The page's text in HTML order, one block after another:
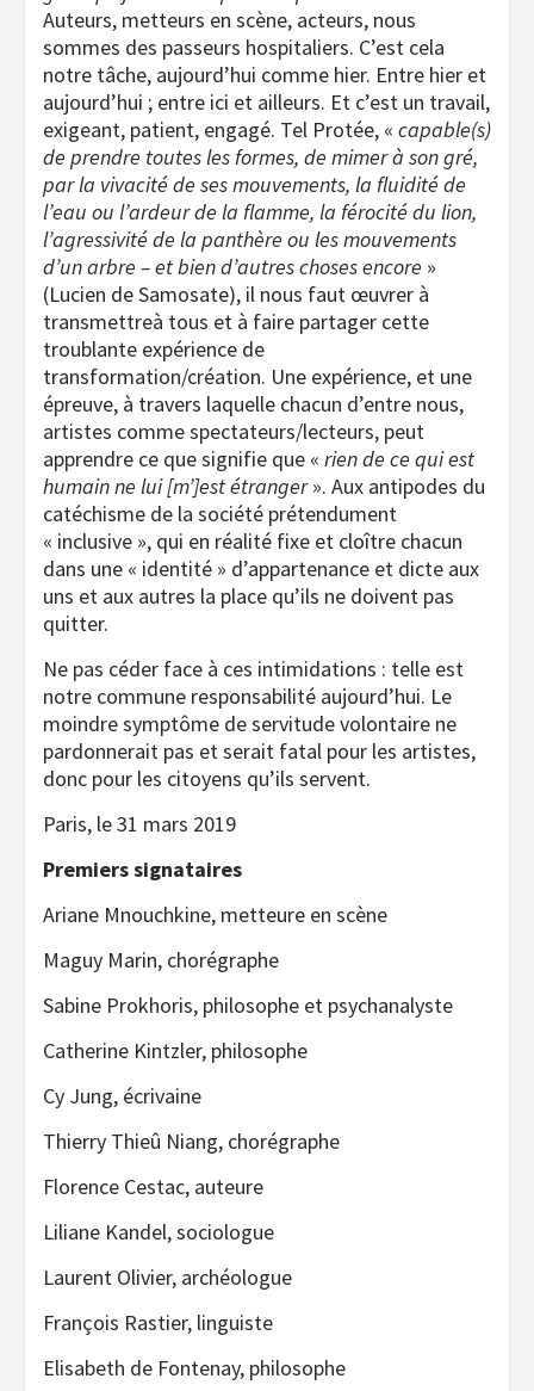
Auteurs, metteurs en scène, acteurs, nous
sommes des passeurs hospitaliers. C’est cela
notre tâche, aujourd’hui comme hier. Entre hier et
aujourd’hui ; entre ici et ailleurs. Et c’est un travail,
exigeant, patient, engagé. Tel Protée, « capable(s)
de prendre toutes les formes, de mimer à son gré,
par la vivacité de ses mouvements, la fluidité de
l’eau ou l’ardeur de la flamme, la férocité du lion,
l’agressivité de la panthère ou les mouvements
d’un arbre – et bien d’autres choses encore »
(Lucien de Samosate), il nous faut œuvrer à
transmettreà tous et à faire partager cette
troublante expérience de
transformation/création. Une expérience, et une
épreuve, à travers laquelle chacun d’entre nous,
artistes comme spectateurs/lecteurs, peut
apprendre ce que signifie que « rien de ce qui est
humain ne lui [m’]est étranger». Aux antipodes du
catéchisme de la société prétendument
« inclusive », qui en réalité fixe et cloître chacun
dans une « identité » d’appartenance et dicte aux
uns et aux autres la place qu’ils ne doivent pas
quitter.
Ne pas céder face à ces intimidations : telle est
notre commune responsabilité aujourd’hui. Le
moindre symptôme de servitude volontaire ne
pardonnerait pas et serait fatal pour les artistes,
donc pour les citoyens qu’ils servent.
Paris, le 31 mars 2019
Premiers signataires
Ariane Mnouchkine, metteure en scène
Maguy Marin, chorégraphe
Sabine Prokhoris, philosophe et psychanalyste
Catherine Kintzler, philosophe
Cy Jung, écrivaine
Thierry Thieû Niang, chorégraphe
Florence Cestac, auteure
Liliane Kandel, sociologue
Laurent Olivier, archéologue
François Rastier, linguiste
Elisabeth de Fontenay, philosophe